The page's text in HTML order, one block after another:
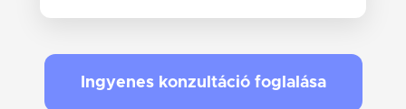
Ingyenes konzultáció foglalása